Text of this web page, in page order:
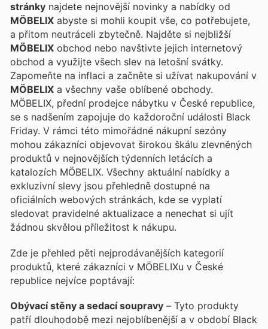
stránky najdete nejnovější novinky a nabídky od
MÖBELIX abyste si mohli koupit vše, co potřebujete,
a přitom neutráceli zbytečně. Najděte si nejbližší
MÖBELIX obchod nebo navštivte jejich internetový
obchod a využijte všech slev na letošní svátky.
Zapomeňte na inflaci a začněte si užívat nakupování v
MÖBELIX a všechny vaše oblíbené obchody.
MÖBELIX, přední prodejce nábytku v České republice,
se s nadšením zapojuje do každoroční události Black
Friday. V rámci této mimořádné nákupní sezóny
mohou zákazníci objevovat širokou škálu zlevněných
produktů v nejnovějších týdenních letácích a
katalozích MÖBELIX. Všechny aktuální nabídky a
exkluzivní slevy jsou přehledně dostupné na
oficiálních webových stránkách, kde se vyplatí
sledovat pravidelné aktualizace a nenechat si ujít
žádnou skvělou příležitost k nákupu.
Zde je přehled pěti nejprodávanějších kategorií
produktů, které zákazníci v MÖBELIXu v České
republice nejvíce poptávají:
Obývací stěny a sedací soupravy – Tyto produkty
patří dlouhodobě mezi nejoblíbenější a v období Black